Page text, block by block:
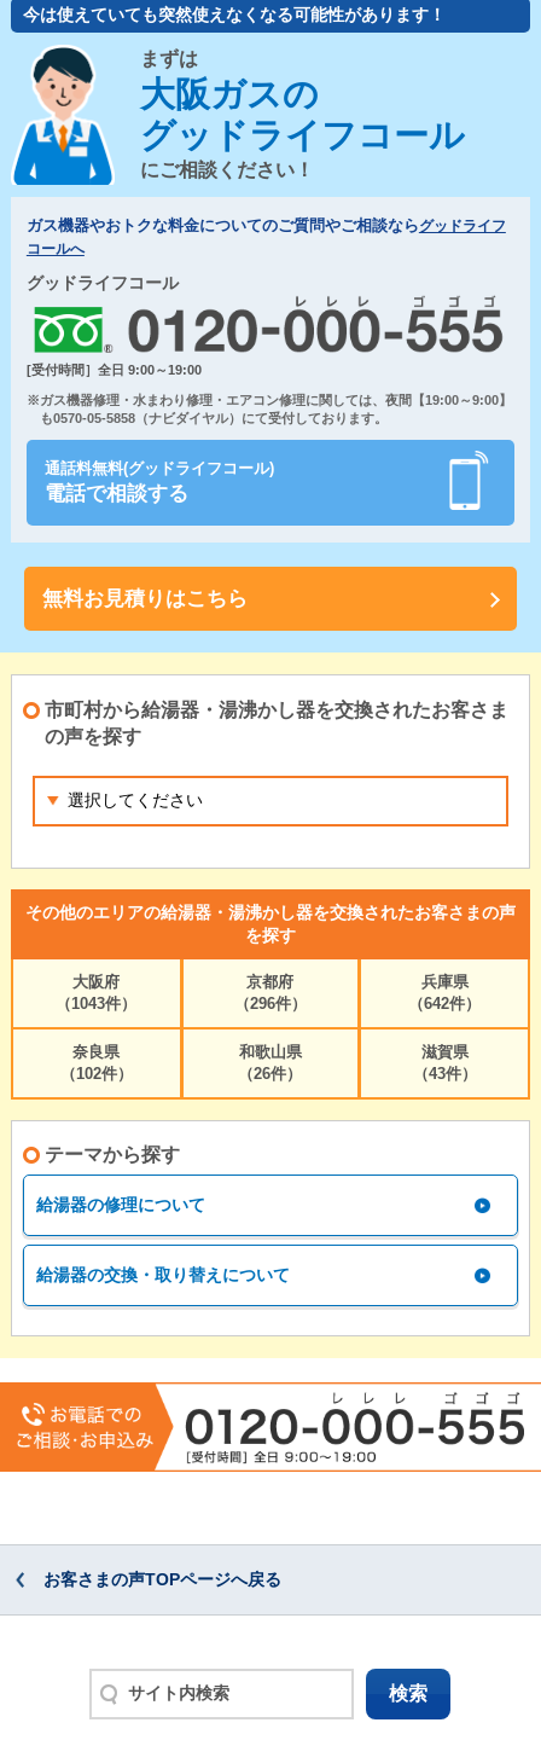
今は使えていても突然使えなくなる可能性があります！
まずは
大阪ガスの
グッドライフコール
にご相談ください！
ガス機器やおトクな料金についてのご質問やご相談ならグッドライフ
コールへ
グッドライフコール
[受付時間］全日 9:00～19:00
※ガス機器修理・水まわり修理・エアコン修理に関しては、夜間【19:00～9:00】
も0570-05-5858（ナビダイヤル）にて受付しております。
通話料無料(グッドライフコール)
電話で相談する
無料お見積りはこちら
市町村から給湯器・湯沸かし器を交換されたお客さま
の声を探す
その他のエリアの給湯器・湯沸かし器を交換されたお客さまの声
を探す
大阪府
（1043件）
京都府
（296件）
兵庫県
（642件）
奈良県
（102件）
和歌山県
（26件）
滋賀県
（43件）
テーマから探す
給湯器の修理について
給湯器の交換・取り替えについて
お客さまの声TOPページへ戻る